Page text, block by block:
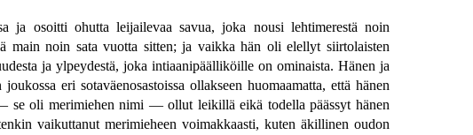
ja osoitti ohutta leijailevaa savua, joka nousi lehtimerestä noin
main noin sata vuotta sitten; ja vaikka hän oli elellyt siirtolaisten
ja ylpeydestä, joka intiaanipäälliköille on ominaista. Hänen ja
eri sotaväenosastoissa ollakseen huomaamatta, että hänen
se oli merimiehen nimi — ollut leikillä eikä todella päässyt hänen
vaikuttanut merimieheen voimakkaasti, kuten äkillinen oudon